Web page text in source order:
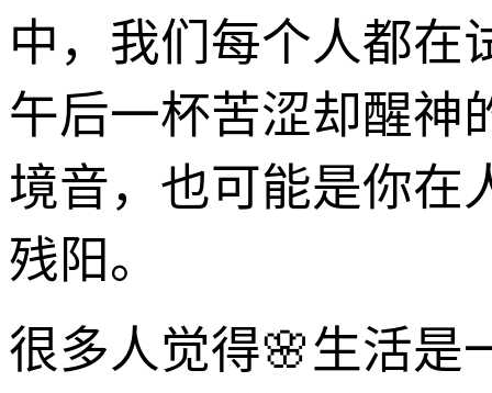
中，我们每个人都在
午后一杯苦涩却醒神
境音，也可能是你在
残阳。
很多人觉得🌸生活是